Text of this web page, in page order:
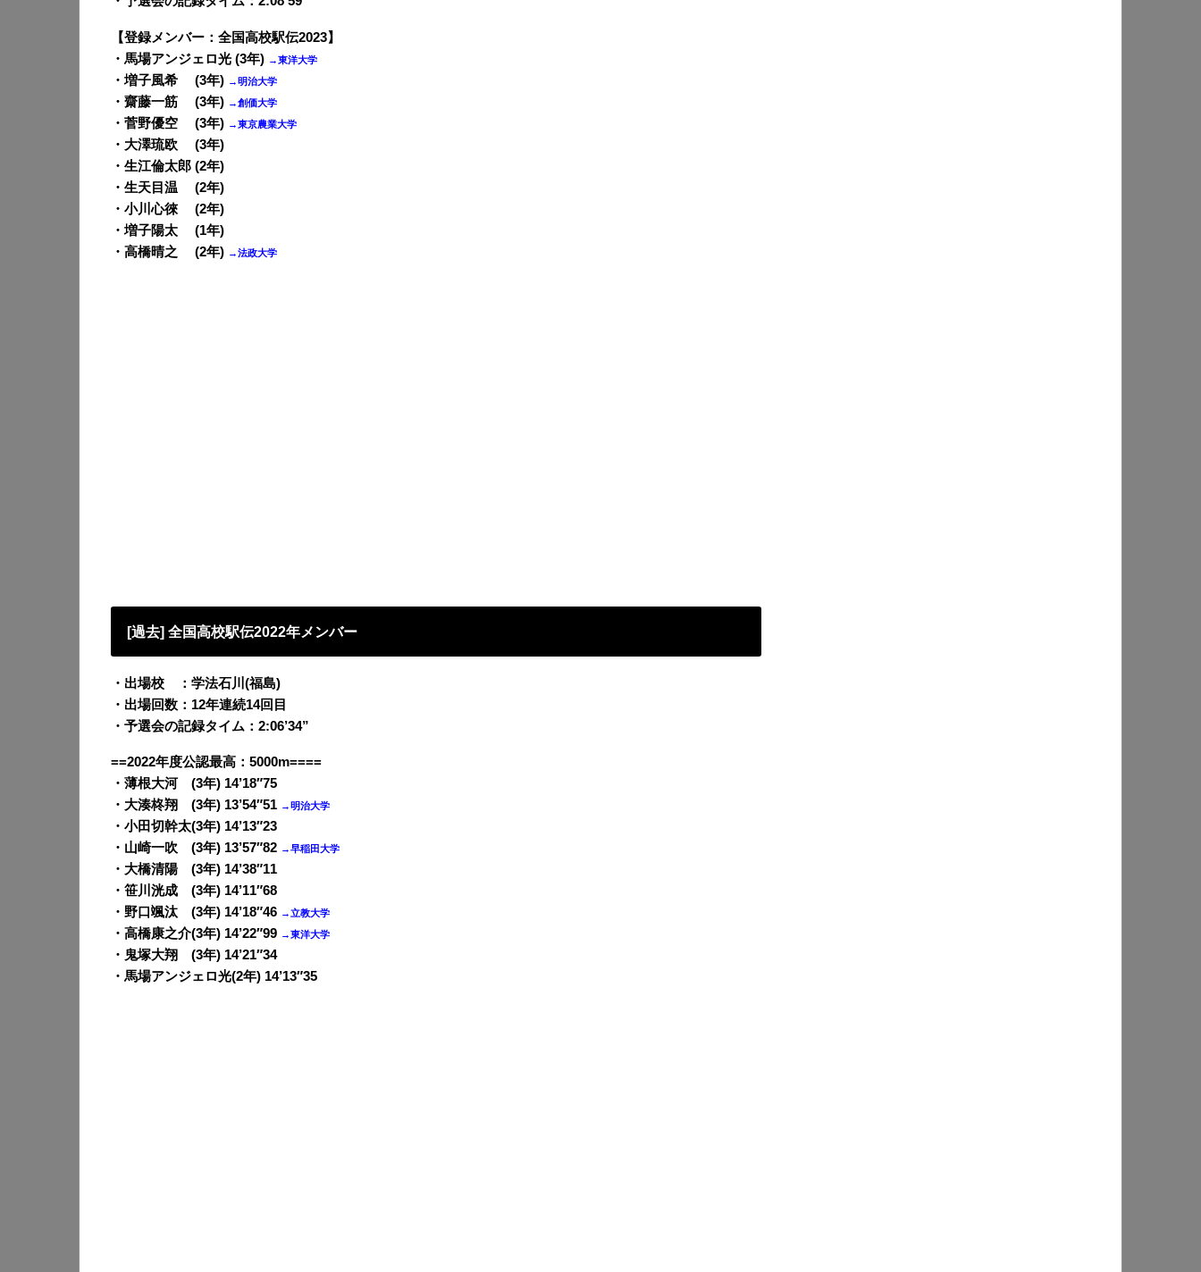
【登録メンバー：全国高校駅伝2023】
・馬場アンジェロ光 (3年) →東洋大学
・増子風希 (3年) →明治大学
・齋藤一筋 (3年) →創価大学
・菅野優空 (3年) →東京農業大学
・大澤琉欧 (3年)
・生江倫太郎 (2年)
・生天目温 (2年)
・小川心徠 (2年)
・増子陽太 (1年)
・高橋晴之 (2年) →法政大学
[過去] 全国高校駅伝2022年メンバー
・出場校 ：学法石川(福島)
・出場回数：12年連続14回目
・予選会の記録タイム：2:06’34”
==2022年度公認最高：5000m====
・薄根大河 (3年) 14’18″75
・大湊柊翔 (3年) 13’54″51 →明治大学
・小田切幹太(3年) 14’13″23
・山崎一吹 (3年) 13’57″82 →早稲田大学
・大橋清陽 (3年) 14’38″11
・笹川洸成 (3年) 14’11″68
・野口颯汰 (3年) 14’18″46 →立教大学
・高橋康之介(3年) 14’22″99 →東洋大学
・鬼塚大翔 (3年) 14’21″34
・馬場アンジェロ光(2年) 14’13″35